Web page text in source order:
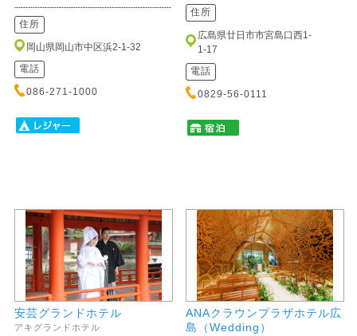
住所
岡山県岡山市中区浜2-1-32
電話
086-271-1000
住所
広島県廿日市市宮島口西1-
1-17
電話
0829-56-0111
安芸グランドホテル
アキグランドホテル
ANAクラウンプラザホテル広
島（Wedding）